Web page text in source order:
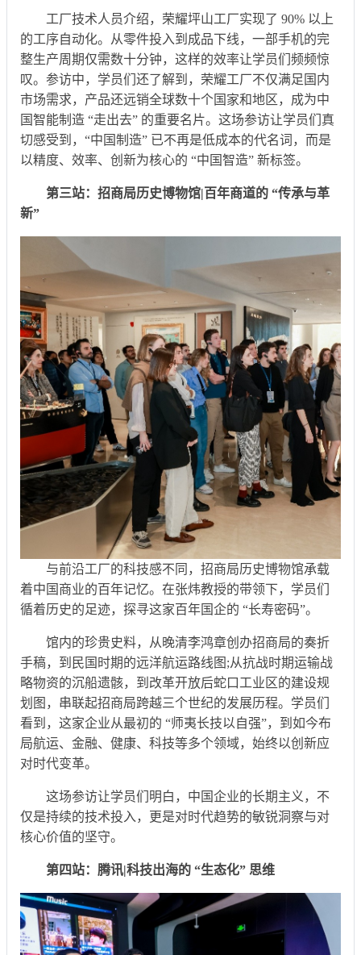
工厂技术人员介绍，荣耀坪山工厂实现了 90% 以上
的工序自动化。从零件投入到成品下线，一部手机的完
整生产周期仅需数十分钟，这样的效率让学员们频频惊
叹。参访中，学员们还了解到，荣耀工厂不仅满足国内
市场需求，产品还远销全球数十个国家和地区，成为中
国智能制造 “走出去” 的重要名片。这场参访让学员们真
切感受到，“中国制造” 已不再是低成本的代名词，而是
以精度、效率、创新为核心的 “中国智造” 新标签。
第三站：招商局历史博物馆|百年商道的 “传承与革
新”
与前沿工厂的科技感不同，招商局历史博物馆承载
着中国商业的百年记忆。在张炜教授的带领下，学员们
循着历史的足迹，探寻这家百年国企的 “长寿密码”。
馆内的珍贵史料，从晚清李鸿章创办招商局的奏折
手稿，到民国时期的远洋航运路线图;从抗战时期运输战
略物资的沉船遗骸，到改革开放后蛇口工业区的建设规
划图，串联起招商局跨越三个世纪的发展历程。学员们
看到，这家企业从最初的 “师夷长技以自强”，到如今布
局航运、金融、健康、科技等多个领域，始终以创新应
对时代变革。
这场参访让学员们明白，中国企业的长期主义，不
仅是持续的技术投入，更是对时代趋势的敏锐洞察与对
核心价值的坚守。
第四站：腾讯|科技出海的 “生态化” 思维